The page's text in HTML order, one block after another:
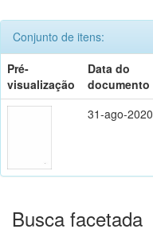
Conjunto de itens:
Pré-
visualização
Data do
documento
31-ago-2020
Busca facetada